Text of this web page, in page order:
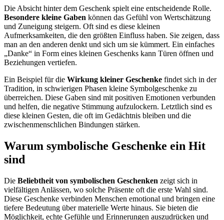
Die Absicht hinter dem Geschenk spielt eine entscheidende Rolle.
Besondere kleine Gaben können das Gefühl von Wertschätzung
und Zuneigung steigern. Oft sind es diese kleinen
Aufmerksamkeiten, die den größten Einfluss haben. Sie zeigen, dass
man an den anderen denkt und sich um sie kümmert. Ein einfaches
„Danke“ in Form eines kleinen Geschenks kann Türen öffnen und
Beziehungen vertiefen.
Ein Beispiel für die Wirkung kleiner Geschenke findet sich in der
Tradition, in schwierigen Phasen kleine Symbolgeschenke zu
überreichen. Diese Gaben sind mit positiven Emotionen verbunden
und helfen, die negative Stimmung aufzulockern. Letztlich sind es
diese kleinen Gesten, die oft im Gedächtnis bleiben und die
zwischenmenschlichen Bindungen stärken.
Warum symbolische Geschenke ein Hit
sind
Die Beliebtheit von symbolischen Geschenken zeigt sich in
vielfältigen Anlässen, wo solche Präsente oft die erste Wahl sind.
Diese Geschenke verbinden Menschen emotional und bringen eine
tiefere Bedeutung über materielle Werte hinaus. Sie bieten die
Möglichkeit, echte Gefühle und Erinnerungen auszudrücken und